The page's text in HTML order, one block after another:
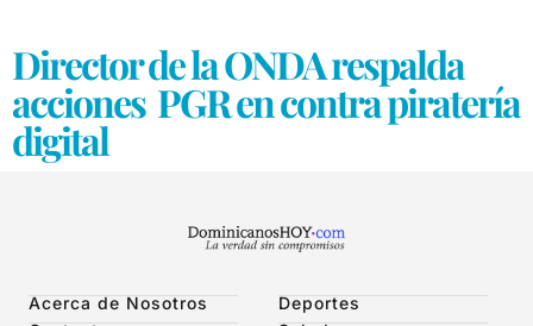
Director de la ONDA respalda
acciones PGR en contra piratería
digital
Acerca de Nosotros
Deportes